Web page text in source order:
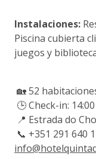
Instalaciones:
Piscina cubierta
juegos y
🏡 52
🕒 Check-in:
📍 Estrada do
📞 +351 291 640